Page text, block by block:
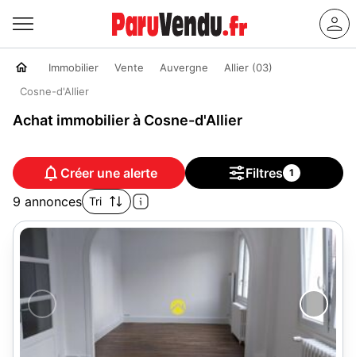
Immobilier Vente Auvergne
Allier (03)
Cosne-d'Allier
Achat immobilier à Cosne-d'Allier
Créer une alerte Filtres 1
9 annonces Tri